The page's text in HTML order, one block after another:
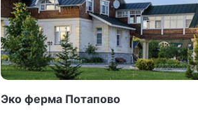
Эко ферма Потапово